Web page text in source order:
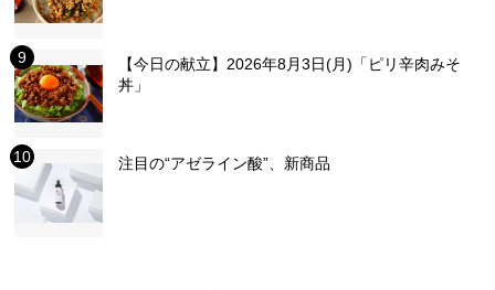
【今日の献立】2026年8月3日(月)「ピリ辛肉みそ
丼」
注目の“アゼライン酸”、新商品